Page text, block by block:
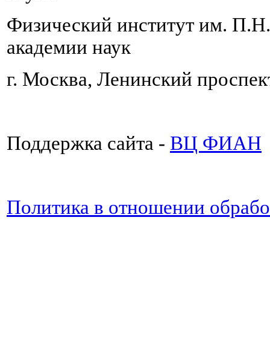
Физический институт им.
академии наук
г. Москва, Ленинский
Поддержка сайта - ВЦ ФИАН
Политика в отношении